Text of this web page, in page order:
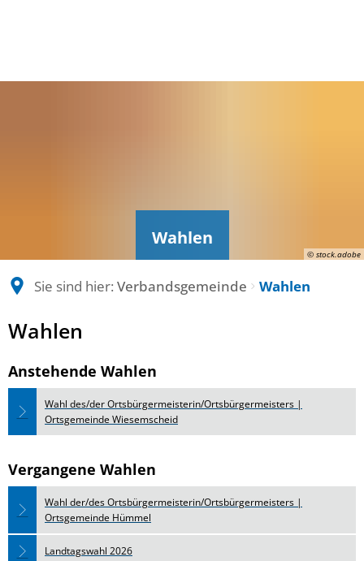
© stock.adobe
Wahlen
Sie sind hier: Verbandsgemeinde Wahlen
Wahlen
Wahlen
Anstehende Wahlen
Wahl des/der Ortsbürgermeisterin/Ortsbürgermeisters |
Ortsgemeinde Wiesemscheid
Vergangene Wahlen
Wahl der/des Ortsbürgermeisterin/Ortsbürgermeisters |
Ortsgemeinde Hümmel
Landtagswahl 2026